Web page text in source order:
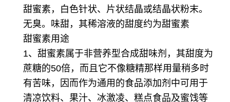
甜蜜素，白色针状、片状结晶或结晶状粉末。
无臭。味甜，其稀溶液的甜度约为甜蜜素
甜蜜素用途
1、甜蜜素属于非营养型合成甜味剂，其甜度为
蔗糖的50倍，而且它不像糖精那样用量稍多时
有苦味，因而作为通用的食品添加剂中可用于
清凉饮料、果汁、冰激凌、糕点食品及蜜饯等